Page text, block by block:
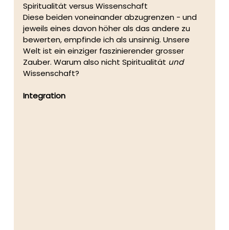
Spiritualität versus Wissenschaft
Diese beiden voneinander abzugrenzen - und
jeweils eines davon höher als das andere zu
bewerten, empfinde ich als unsinnig. Unsere
Welt ist ein einziger faszinierender grosser
Zauber. Warum also nicht Spiritualität und
Wissenschaft?
Integration